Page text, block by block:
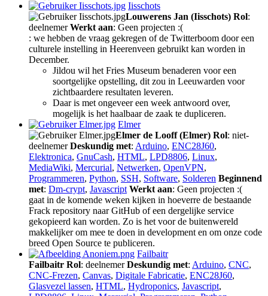
Iisschots
Louwerens Jan (Iisschots) Rol:
deelnemerWerkt aan: Geen projecten :(
: we hebben de vraag gekregen of de Twitterboom door een
culturele instelling in Heerenveen gebruikt kan worden in
December.
Jildou wil het Fries Museum benaderen voor een
soortgelijke opstelling, dit zou in Leeuwarden voor
zichtbaardere resultaten leveren.
Daar is met ongeveer een week antwoord over,
mogelijk is het haalbaar de zaak te dupliceren.
Elmer
Elmer de Looff (Elmer) Rol: niet-
deelnemerDeskundig met: Arduino, ENC28J60,
Elektronica, GnuCash, HTML, LPD8806, Linux,
MediaWiki, Mercurial, Netwerken, OpenVPN,
Programmeren, Python, SSH, Software, Solderen Beginnend
met: Dm-crypt, Javascript Werkt aan: Geen projecten :(
gaat in de komende weken kijken in hoeverre de bestaande
Frack repository naar GitHub of een dergelijke service
gekopieerd kan worden. Zo is het voor de buitenwereld
makkelijker om mee te doen in development en om onze code
breed Open Source te publiceren.
Failbaitr
Failbaitr Rol: deelnemerDeskundig met: Arduino, CNC,
CNC-Frezen, Canvas, Digitale Fabricatie, ENC28J60,
Glasvezel lassen, HTML, Hydroponics, Javascript,